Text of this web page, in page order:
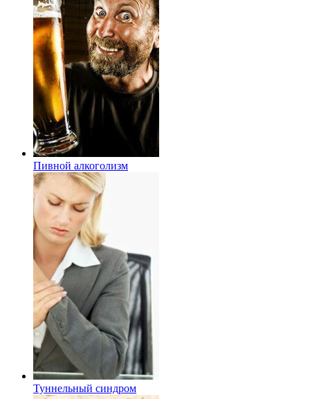
Пивной алкоголизм
Туннельный синдром